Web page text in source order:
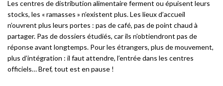
Les centres de distribution alimentaire ferment ou épuisent leurs
stocks, les « ramasses » n’existent plus. Les lieux d’accueil
n’ouvrent plus leurs portes : pas de café, pas de point chaud à
partager. Pas de dossiers étudiés, car ils n’obtiendront pas de
réponse avant longtemps. Pour les étrangers, plus de mouvement,
plus d’intégration : il faut attendre, l’entrée dans les centres
officiels… Bref, tout est en pause !